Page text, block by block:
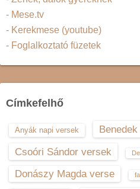
- Mese.tv
- Kerekmese (youtube)
- Foglalkoztató füzetek
Címkefelhő
Anyák napi versek
Csoóri Sándor versek
Donászy Magda verse